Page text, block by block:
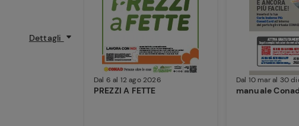
Dettagli
Dal 6 al 12 ago 2026
PREZZI A FETTE
Dal 10 mar al 30
manuale